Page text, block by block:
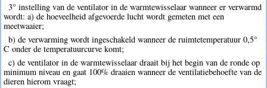
3° instelling van de ventilator in de warmtewisselaar wanneer er verwarmd
wordt: a) de hoeveelheid afgevoerde lucht wordt gemeten met een
meetwaaier;
b) de verwarming wordt ingeschakeld wanneer de ruimtetemperatuur 0,5°
C onder de temperatuurcurve komt;
c) de ventilator in de warmtewisselaar draait bij het begin van de ronde op
minimum niveau en gaat 100% draaien wanneer de ventilatiebehoefte van de
dieren hierom vraagt;